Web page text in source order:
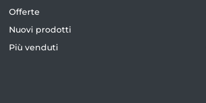
Offerte
Nuovi prodotti
Più venduti